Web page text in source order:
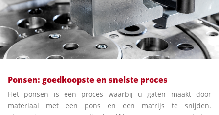
Ponsen: goedkoopste en snelste proces
Het ponsen is een proces waarbij u gaten maakt door
materiaal met een pons en een matrijs te snijden.